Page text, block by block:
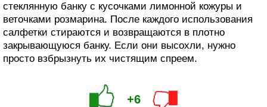
стеклянную банку с кусочками лимонной кожуры и
веточками розмарина. После каждого использования
салфетки стираются и возвращаются в плотно
закрывающуюся банку. Если они высохли, нужно
просто взбрызнуть их чистящим спреем.
+6